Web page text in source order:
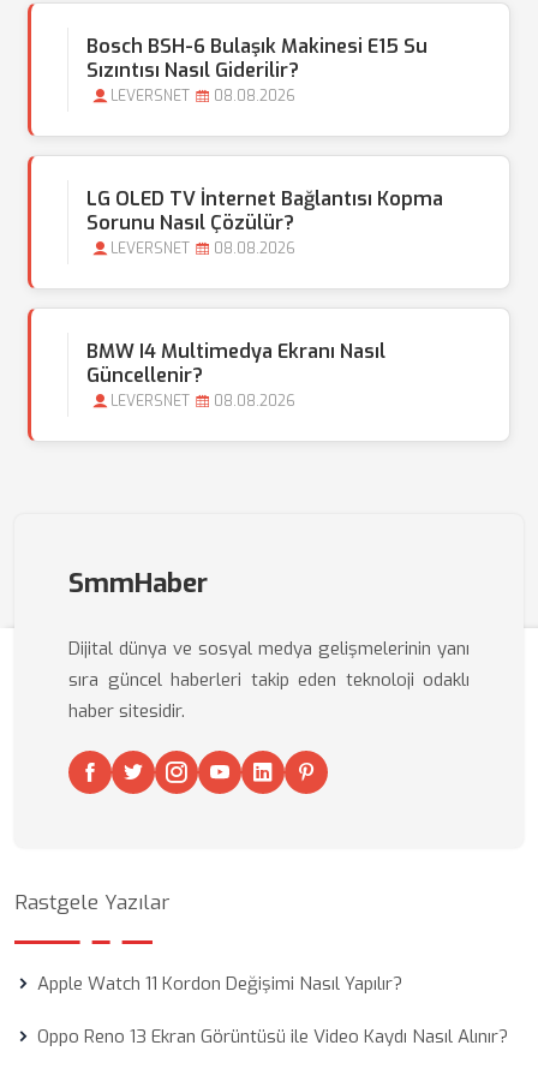
Bosch BSH-6 Bulaşık Makinesi E15 Su
Sızıntısı Nasıl Giderilir?
LEVERSNET 08.08.2026
LG OLED TV İnternet Bağlantısı Kopma
Sorunu Nasıl Çözülür?
LEVERSNET 08.08.2026
BMW I4 Multimedya Ekranı Nasıl
Güncellenir?
LEVERSNET 08.08.2026
SmmHaber
Dijital dünya ve sosyal medya gelişmelerinin yanı
sıra güncel haberleri takip eden teknoloji odaklı
haber sitesidir.
Rastgele Yazılar
Apple Watch 11 Kordon Değişimi Nasıl Yapılır?
Oppo Reno 13 Ekran Görüntüsü ile Video Kaydı Nasıl Alınır?